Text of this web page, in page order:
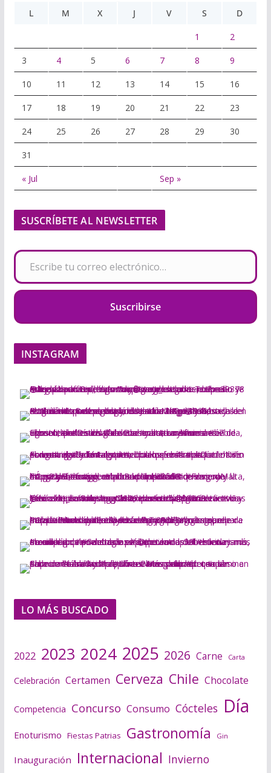
L
M X J V S D
1 2
3 4 5 6 7 8 9
10 11 12 13 14 15 16
17 18 19 20 21 22 23
24 25 26 27 28 29 30
31
« Jul Sep »
SUSCRÍBETE AL NEWSLETTER
Escribe tu correo electrónico…
Suscribirse
INSTAGRAM
LO MÁS BUSCADO
2022 2023 2024 2025 2026 Carne Carta
Celebración Certamen Cerveza Chile Chocolate
Competencia Concurso Consumo Cócteles Día
Enoturismo Fiestas Patrias Gastronomía Gin
Inauguración Internacional Invierno